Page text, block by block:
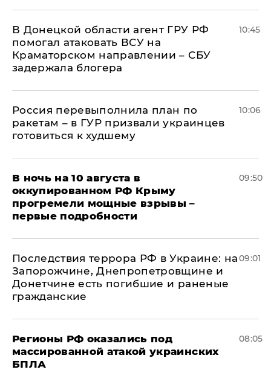
В Донецкой области агент ГРУ РФ
помогал атаковать ВСУ на
Краматорском направлении – СБУ
задержала блогера
10:45
Россия перевыполнила план по
ракетам – в ГУР призвали украинцев
готовиться к худшему
10:06
В ночь на 10 августа в
оккупированном РФ Крыму
прогремели мощные взрывы –
первые подробности
09:50
Последствия террора РФ в Украине: на
Запорожчине, Днепропетровщине и
Донетчине есть погибшие и раненые
гражданские
09:01
Регионы РФ оказались под
массированной атакой украинских
БПЛА
08:05